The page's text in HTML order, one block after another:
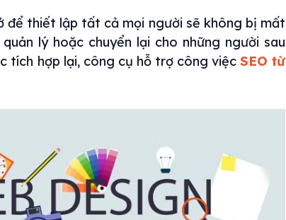
để thiết lập tất cả mọi người sẽ không bị mất
lý hoặc chuyển lại cho những người sau
tích hợp lại, công cụ hỗ trợ công việc SEO từ